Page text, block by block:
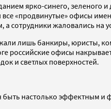
ярко-синего, зеленого
«продвинутые» офисы
сотрудники жаловались на
лишь банкиры, юристы,
российские офисы
и светлых поверхностей.
настолько эффектным и